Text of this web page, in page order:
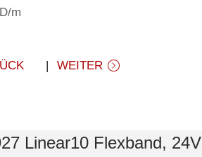
m
WEITER
Linear10 Flexband, 24V